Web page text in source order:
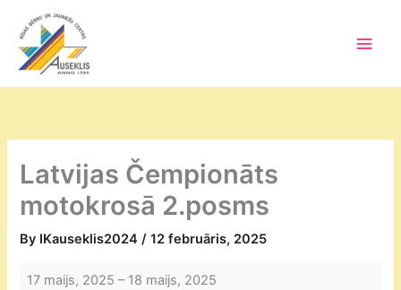
content
Latvijas Čempionāts
motokrosā 2.posms
By IKauseklis2024/12 februāris, 2025
Latvijas
17 maijs, 2025 – 18 maijs, 2025